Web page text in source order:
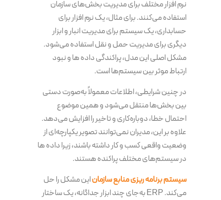
نرم افزار مختلف برای مدیریت بخش‌های سازمان
استفاده می‌کنند. برای مثال، یک نرم افزار برای
حسابداری، یک سیستم برای مدیریت انبار و ابزار
دیگری برای مدیریت حمل و نقل استفاده می‌شود.
مشکل اصلی این مدل، پراکندگی داده ها و نبود
ارتباط موثر بین سیستم‌ها است.
در چنین شرایطی، اطلاعات معمولاً به‌صورت دستی
بین بخش‌ها منتقل می‌شود و همین موضوع
احتمال خطا، دوباره‌کاری و تاخیر را افزایش می‌دهد.
علاوه بر این، مدیران نمی‌توانند تصویر یکپارچه‌ای از
وضعیت واقعی کسب و کار داشته باشند، زیرا داده ها
در سیستم‌های مختلف پراکنده هستند.
سیستم برنامه‌ ریزی منابع سازماناین مشکل را حل
می‌کند. ERP به‌جای چند ابزار جداگانه، یک ساختار